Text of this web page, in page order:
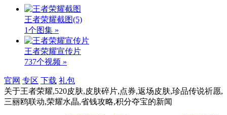
王者荣耀截图(5)
1个图集 »
王者荣耀宣传片
737个视频 »
官网 专区 下载 礼包
关于王者荣耀,520皮肤,皮肤碎片,点券,返场皮肤,珍品传说祈愿,
三丽鸥联动,荣耀水晶,省钱攻略,积分夺宝的新闻